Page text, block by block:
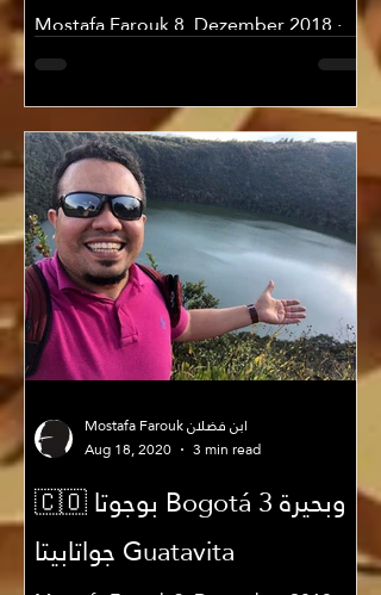
Mostafa Farouk 8. Dezember 2018 ·
Salento, Kolumbien 🇨🇴 الليل والخيل
والأمازون يعرفني…والسيف والرمح
والقرطاس والقلم كما يبالغ...
🇨🇴 بوجوتا Bogotá 3 وبحيرة
جواتابيتا Guatavita
Mostafa Farouk ابن فضلان
Aug 18, 2020
3 min read